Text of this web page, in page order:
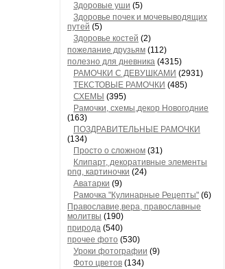
Здоровые уши (5)
Здоровье почек и мочевыводящих
путей (5)
Здоровье костей (2)
пожелание друзьям (112)
полезно для дневника (4315)
РАМОЧКИ С ДЕВУШКАМИ (2931)
ТЕКСТОВЫЕ РАМОЧКИ (485)
СХЕМЫ (395)
Рамочки, схемы,декор Новогодние
(163)
ПОЗДРАВИТЕЛЬНЫЕ РАМОЧКИ
(134)
Просто о сложном (31)
Клипарт, декоративные элементы
png, картиночки (24)
Аватарки (9)
Рамочка "Кулинарные Рецепты" (6)
Православие,вера, православные
молитвы (190)
природа (540)
прочее фото (530)
Уроки фотографии (9)
Фото цветов (134)